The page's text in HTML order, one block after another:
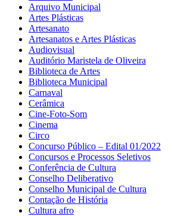
Arquivo Municipal
Artes Plásticas
Artesanato
Artesanatos e Artes Plásticas
Audiovisual
Auditório Maristela de Oliveira
Biblioteca de Artes
Biblioteca Municipal
Carnaval
Cerâmica
Cine-Foto-Som
Cinema
Circo
Concurso Público – Edital 01/2022
Concursos e Processos Seletivos
Conferência de Cultura
Conselho Deliberativo
Conselho Municipal de Cultura
Contação de História
Cultura afro